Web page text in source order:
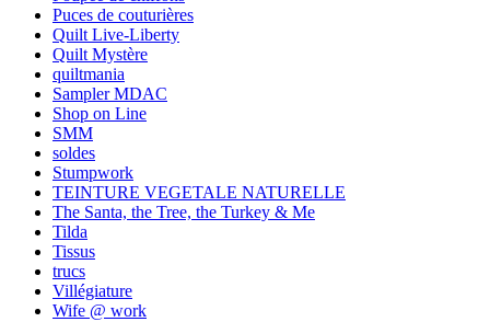
Puces de couturières
Quilt Live-Liberty
Quilt Mystère
quiltmania
Sampler MDAC
Shop on Line
SMM
soldes
Stumpwork
TEINTURE VEGETALE NATURELLE
The Santa, the Tree, the Turkey & Me
Tilda
Tissus
trucs
Villégiature
Wife @ work